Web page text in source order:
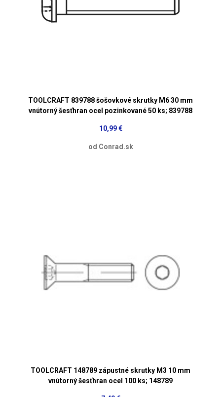
TOOLCRAFT 839788 šošovkové skrutky M6 30 mm
vnútorný šesťhran ocel pozinkované 50 ks; 839788
10,99 €
od Conrad.sk
TOOLCRAFT 148789 zápustné skrutky M3 10 mm
vnútorný šesťhran ocel 100 ks; 148789